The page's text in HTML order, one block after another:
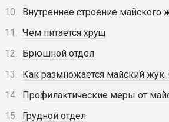
Внутреннее строение майского
Чем питается хрущ
Брюшной отдел
Как размножается майский жук.
Профилактические меры от
Грудной отдел